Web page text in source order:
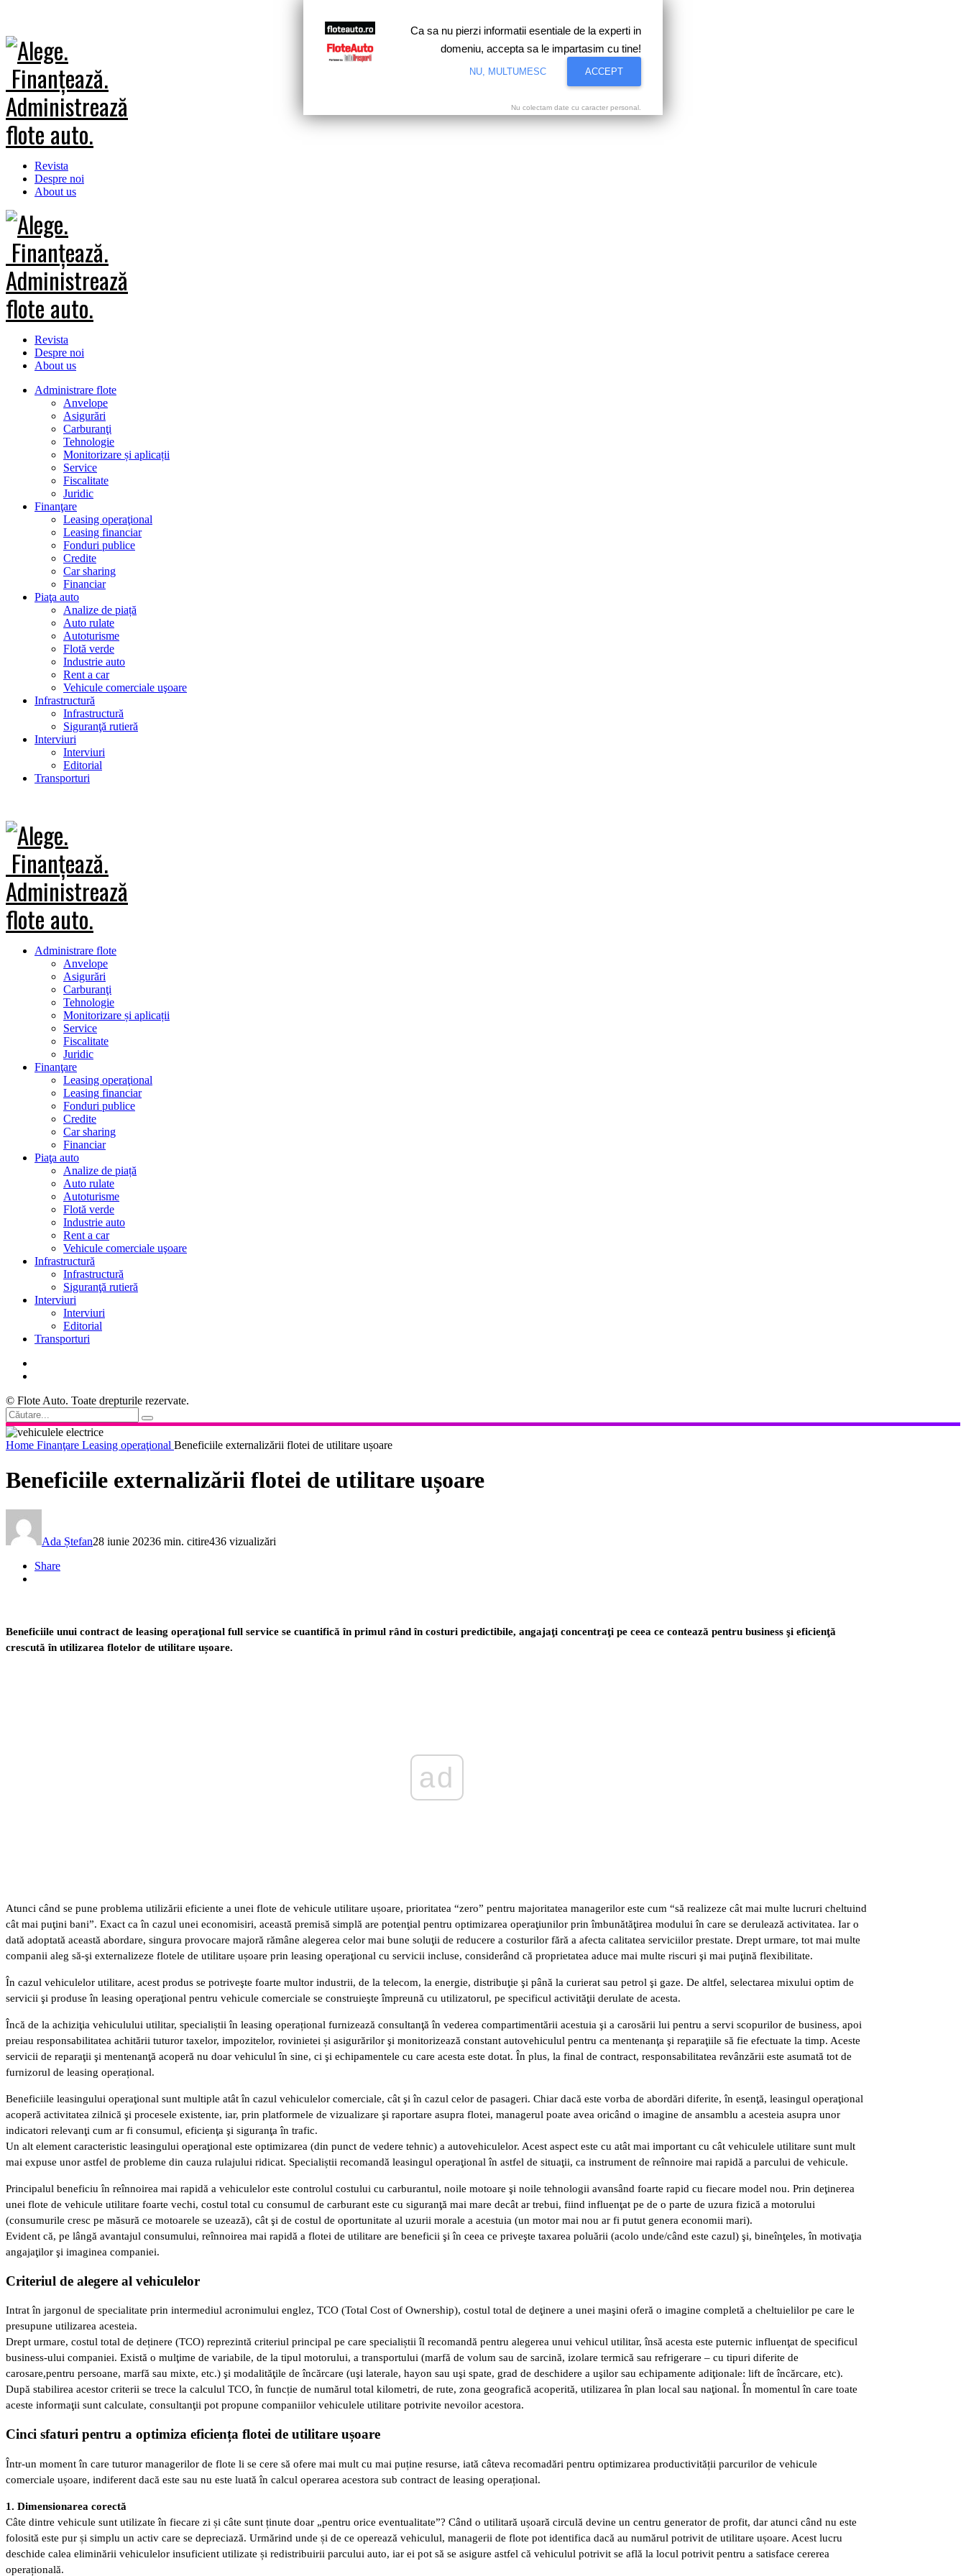
Revista
Despre noi
About us
Revista
Despre noi
About us
Administrare flote
Anvelope
Asigurări
Carburanţi
Tehnologie
Monitorizare și aplicații
Service
Fiscalitate
Juridic
Finanţare
Leasing operaţional
Leasing financiar
Fonduri publice
Credite
Car sharing
Financiar
Piaţa auto
Analize de piață
Auto rulate
Autoturisme
Flotă verde
Industrie auto
Rent a car
Vehicule comerciale uşoare
Infrastructură
Infrastructură
Siguranţă rutieră
Interviuri
Interviuri
Editorial
Transporturi
Administrare flote
Anvelope
Asigurări
Carburanţi
Tehnologie
Monitorizare și aplicații
Service
Fiscalitate
Juridic
Finanţare
Leasing operaţional
Leasing financiar
Fonduri publice
Credite
Car sharing
Financiar
Piaţa auto
Analize de piață
Auto rulate
Autoturisme
Flotă verde
Industrie auto
Rent a car
Vehicule comerciale uşoare
Infrastructură
Infrastructură
Siguranţă rutieră
Interviuri
Interviuri
Editorial
Transporturi
© Flote Auto. Toate drepturile rezervate.
Home Finanţare Leasing operaţional Beneficiile externalizării flotei de utilitare ușoare
Beneficiile externalizării flotei de utilitare ușoare
Ada Ștefan28 iunie 20236 min. citire436 vizualizări
Share
Beneficiile unui contract de leasing operaţional full service se cuantifică în primul rând în costuri predictibile, angajaţi concentraţi pe ceea ce contează pentru business şi eficienţă
crescută în utilizarea flotelor de utilitare ușoare.
ad
Atunci când se pune problema utilizării eficiente a unei flote de vehicule utilitare ușoare, prioritatea “zero” pentru majoritatea managerilor este cum “să realizeze cât mai multe lucruri cheltuind
cât mai puţini bani”. Exact ca în cazul unei economisiri, această premisă simplă are potenţial pentru optimizarea operaţiunilor prin îmbunătăţirea modului în care se derulează activitatea. Iar o
dată adoptată această abordare, singura provocare majoră rămâne alegerea celor mai bune soluţii de reducere a costurilor fără a afecta calitatea serviciilor prestate. Drept urmare, tot mai multe
companii aleg să-şi externalizeze flotele de utilitare ușoare prin leasing operaţional cu servicii incluse, considerând că proprietatea aduce mai multe riscuri şi mai puţină flexibilitate.
În cazul vehiculelor utilitare, acest produs se potriveşte foarte multor industrii, de la telecom, la energie, distribuţie şi până la curierat sau petrol şi gaze. De altfel, selectarea mixului optim de
servicii şi produse în leasing operaţional pentru vehicule comerciale se construieşte împreună cu utilizatorul, pe specificul activităţii derulate de acesta.
Încă de la achiziţia vehiculului utilitar, specialiștii în leasing operațional furnizează consultanţă în vederea compartimentării acestuia şi a carosării lui pentru a servi scopurilor de business, apoi
preiau responsabilitatea achitării tuturor taxelor, impozitelor, rovinietei și asigurărilor şi monitorizează constant autovehiculul pentru ca mentenanţa şi reparaţiile să fie efectuate la timp. Aceste
servicii de reparaţii şi mentenanţă acoperă nu doar vehiculul în sine, ci şi echipamentele cu care acesta este dotat. În plus, la final de contract, responsabilitatea revânzării este asumată tot de
furnizorul de leasing operațional.
Beneficiile leasingului operaţional sunt multiple atât în cazul vehiculelor comerciale, cât şi în cazul celor de pasageri. Chiar dacă este vorba de abordări diferite, în esenţă, leasingul operaţional
acoperă activitatea zilnică şi procesele existente, iar, prin platformele de vizualizare şi raportare asupra flotei, managerul poate avea oricând o imagine de ansamblu a acesteia asupra unor
indicatori relevanţi cum ar fi consumul, eficienţa şi siguranţa în trafic.
Un alt element caracteristic leasingului operaţional este optimizarea (din punct de vedere tehnic) a autovehiculelor. Acest aspect este cu atât mai important cu cât vehiculele utilitare sunt mult
mai expuse unor astfel de probleme din cauza rulajului ridicat. Specialiștii recomandă leasingul operaţional în astfel de situaţii, ca instrument de reînnoire mai rapidă a parcului de vehicule.
Principalul beneficiu în reînnoirea mai rapidă a vehiculelor este controlul costului cu carburantul, noile motoare şi noile tehnologii avansând foarte rapid cu fiecare model nou. Prin deţinerea
unei flote de vehicule utilitare foarte vechi, costul total cu consumul de carburant este cu siguranţă mai mare decât ar trebui, fiind influenţat pe de o parte de uzura fizică a motorului
(consumurile cresc pe măsură ce motoarele se uzează), cât şi de costul de oportunitate al uzurii morale a acestuia (un motor mai nou ar fi putut genera economii mari).
Evident că, pe lângă avantajul consumului, reînnoirea mai rapidă a flotei de utilitare are beneficii şi în ceea ce priveşte taxarea poluării (acolo unde/când este cazul) şi, bineînţeles, în motivaţia
angajaţilor şi imaginea companiei.
Criteriul de alegere al vehiculelor
Intrat în jargonul de specialitate prin intermediul acronimului englez, TCO (Total Cost of Ownership), costul total de deţinere a unei maşini oferă o imagine completă a cheltuielilor pe care le
presupune utilizarea acesteia.
Drept urmare, costul total de deținere (TCO) reprezintă criteriul principal pe care specialiștii îl recomandă pentru alegerea unui vehicul utilitar, însă acesta este puternic influenţat de specificul
business-ului companiei. Există o mulţime de variabile, de la tipul motorului, a transportului (marfă de volum sau de sarcină, izolare termică sau refrigerare – cu tipuri diferite de
carosare,pentru persoane, marfă sau mixte, etc.) şi modalităţile de încărcare (uşi laterale, hayon sau uşi spate, grad de deschidere a uşilor sau echipamente adiţionale: lift de încărcare, etc).
După stabilirea acestor criterii se trece la calculul TCO, în funcție de numărul total kilometri, de rute, zona geografică acoperită, utilizarea în plan local sau naţional. În momentul în care toate
aceste informaţii sunt calculate, consultanţii pot propune companiilor vehiculele utilitare potrivite nevoilor acestora.
Cinci sfaturi pentru a optimiza eficiența flotei de utilitare ușoare
Într-un moment în care tuturor managerilor de flote li se cere să ofere mai mult cu mai puține resurse, iată câteva recomadări pentru optimizarea productivității parcurilor de vehicule
comerciale ușoare, indiferent dacă este sau nu este luată în calcul operarea acestora sub contract de leasing operațional.
1. Dimensionarea corectă
Câte dintre vehicule sunt utilizate în fiecare zi și câte sunt ținute doar „pentru orice eventualitate”? Când o utilitară ușoară circulă devine un centru generator de profit, dar atunci când nu este
folosită este pur și simplu un activ care se depreciază. Urmărind unde și de ce operează vehiculul, managerii de flote pot identifica dacă au numărul potrivit de utilitare ușoare. Acest lucru
deschide calea eliminării vehiculelor insuficient utilizate și redistribuirii parcului auto, iar ei pot să se asigure astfel că vehiculul potrivit se află la locul potrivit pentru a satisface cererea
operațională.
Ca sa nu pierzi informatii esentiale de la experti in
domeniu, accepta sa le impartasim cu tine!
NU, MULTUMESC ACCEPT
Nu colectam date cu caracter personal.